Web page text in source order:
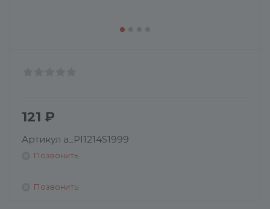
121 ₽
Артикул a_PI1214S1999
Позвонить
Позвонить